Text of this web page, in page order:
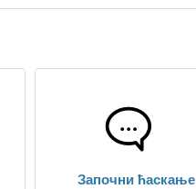
Започни ћаскање